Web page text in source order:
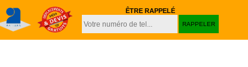
ÊTRE RAPPELÉ